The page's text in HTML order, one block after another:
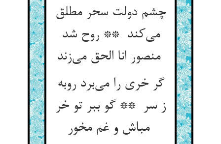
چشم دولت سحر مطلق
می‌کند ** روح شد
منصور انا الحق می‌زند
گر خری را می‌برد روبه
ز سر ** گو ببر تو خر
مباش و غم مخور